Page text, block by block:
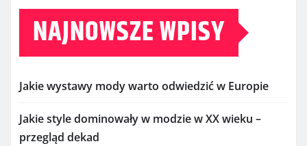
NAJNOWSZE WPISY
Jakie wystawy mody warto odwiedzić w Europie
Jakie style dominowały w modzie w XX wieku –
przegląd dekad